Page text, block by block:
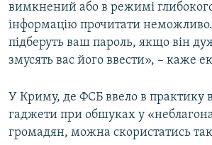
вимкнений або в режимі
інформацію прочитати неможливо.
підберуть ваш пароль, якщо він
змусять вас його ввести», – каже
У Криму, де ФСБ ввело в практику
гаджети при обшуках у
громадян, можна скористатись